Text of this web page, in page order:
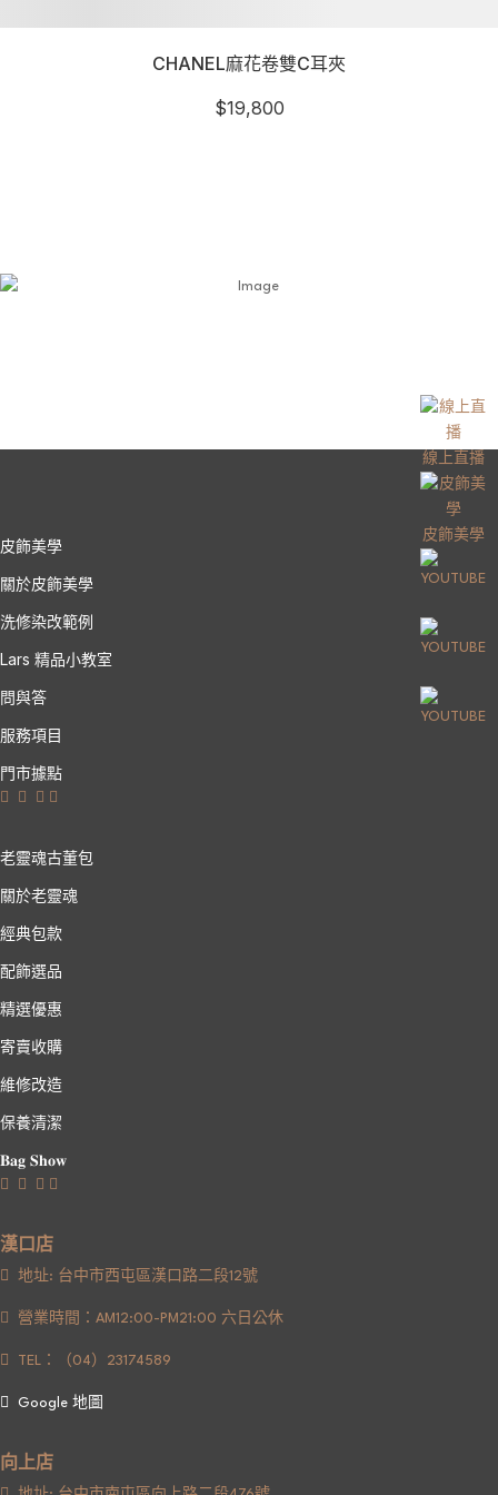
CHANEL麻花卷雙C耳夾
$19,800
皮飾美學
關於皮飾美學
洗修染改範例
Lars 精品小教室
問與答
服務項目
門市據點
老靈魂古董包
關於老靈魂
經典包款
配飾選品
精選優惠
寄賣收購
維修改造
保養清潔
𝐁𝐚𝐠 𝐒𝐡𝐨𝐰
漢口店
地址: 台中市西屯區漢口路二段12號
營業時間：AM12:00-PM21:00 六日公休
TEL：（04）23174589
Google 地圖
向上店
線上直播
皮飾美學